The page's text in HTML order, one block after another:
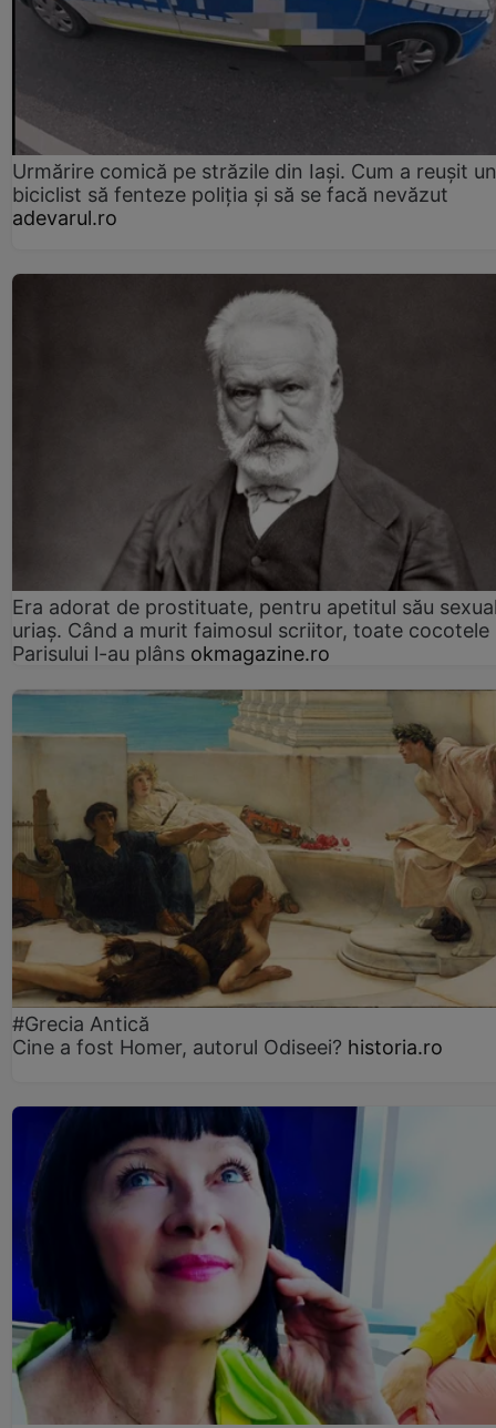
Urmărire comică pe străzile din Iași. Cum a reușit un
biciclist să fenteze poliția și să se facă nevăzut
adevarul.ro
Era adorat de prostituate, pentru apetitul său
uriaș. Când a murit faimosul scriitor, toate cocotele
Parisului l-au plâns okmagazine.ro
#Grecia Antică
Cine a fost Homer, autorul Odiseei? historia.ro